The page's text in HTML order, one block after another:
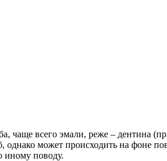
чаще всего эмали, реже – дентина
может происходить на фоне
иному поводу.